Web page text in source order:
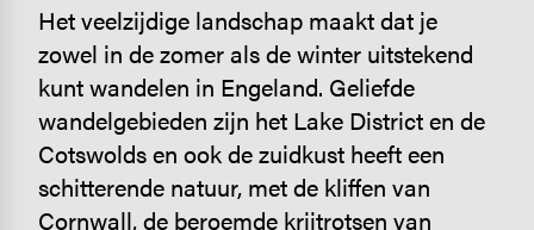
Het veelzijdige landschap maakt dat je
zowel in de zomer als de winter uitstekend
kunt wandelen in Engeland. Geliefde
wandelgebieden zijn het Lake District en de
Cotswolds en ook de zuidkust heeft een
schitterende natuur, met de kliffen van
Cornwall, de beroemde krijtrotsen van